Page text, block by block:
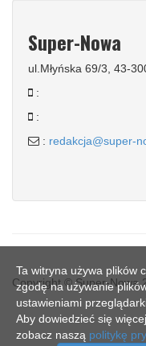
Super-Nowa
ul.Młyńska 69/3, 43-
:
:
: redakcja@super-
Copyright © Super-Nowa
Ta witryna używa plików
zgodę na używanie
ustawieniami
Aby dowiedzieć się
zobacz naszą politykę